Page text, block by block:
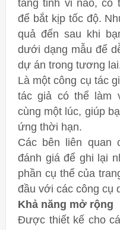
tảng tinh vi nào, có
để bắt kịp tốc độ.
quả đến sau khi
dưới dạng mẫu để
dự án trong tương
Là một công cụ tác
tác giả có thể làm
cùng một lúc, giúp
ứng thời hạn.
Các bên liên quan
đánh giá để ghi lại
phần cụ thể của
đầu với các công cụ
Khả năng mở rộng
Được thiết kế cho